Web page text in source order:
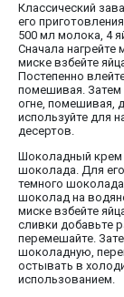
Классический
его
500 мл молока, 4
Сначала нагрейте
миске взбейте
Постепенно
помешивая. Затем
огне, помешивая,
используйте для
десертов.
Шоколадный крем
шоколада. Для
темного
шоколад на
миске взбейте
сливки добавьте
перемешайте.
шоколадную,
остывать в
использованием.